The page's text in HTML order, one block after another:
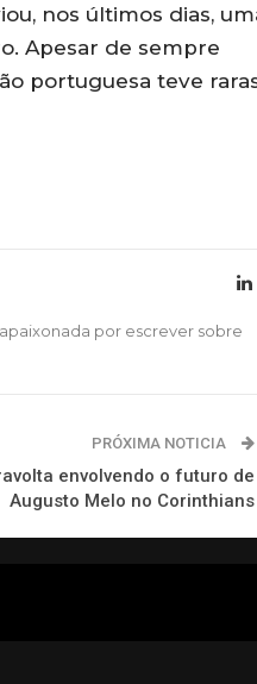
nos últimos dias,
Apesar de sempre
portuguesa teve
por escrever sobre
PRÓXIMA NOTICIA
envolvendo o futuro de
Augusto Melo no Corinthians